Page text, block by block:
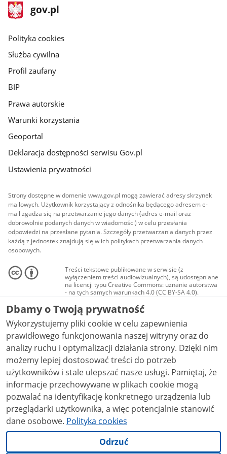
stopka
gov.pl
Strona
gov.pl
gov.pl
Polityka cookies
Służba cywilna
Profil zaufany
BIP
Prawa autorskie
Warunki korzystania
Geoportal
Deklaracja dostępności serwisu Gov.pl
Ustawienia prywatności
Strony dostępne w domenie www.gov.pl mogą zawierać adresy skrzynek
mailowych. Użytkownik korzystający z odnośnika będącego adresem e-
mail zgadza się na przetwarzanie jego danych (adres e-mail oraz
dobrowolnie podanych danych w wiadomości) w celu przesłania
odpowiedzi na przesłane pytania. Szczegóły przetwarzania danych przez
każdą z jednostek znajdują się w ich politykach przetwarzania danych
osobowych.
Treści tekstowe publikowane w serwisie (z
wyłączeniem treści audiowizualnych), są udostępniane
na licencji typu Creative Commons: uznanie autorstwa
- na tych samych warunkach 4.0 (CC BY-SA 4.0).
Materiały audiowizualne, w tym zdjęcia, materiały
audio i wideo, są udostępniane na licencji typu
Creative Commons: uznanie autorstwa użycie
niekomercyjne - bez utworów zależnych 4.0 (CC BY-
NC-ND 4.0), o ile nie jest to stwierdzone inaczej.
Dbamy o Twoją prywatność
Wykorzystujemy pliki cookie w celu zapewnienia
prawidłowego funkcjonowania naszej witryny oraz do
analizy ruchu i optymalizacji działania strony. Dzięki nim
możemy lepiej dostosować treści do potrzeb
użytkowników i stale ulepszać nasze usługi. Pamiętaj, że
informacje przechowywane w plikach cookie mogą
pozwalać na identyfikację konkretnego urządzenia lub
przeglądarki użytkownika, a więc potencjalnie stanowić
dane osobowe. Polityka cookies
Odrzuć